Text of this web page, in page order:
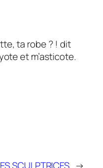
robe ? ! dit
et m’asticote.